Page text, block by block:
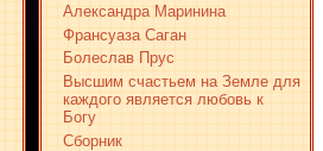
Александра Маринина
Франсуаза Саган
Болеслав Прус
Высшим счастьем на Земле для
каждого является любовь к
Богу
Сборник